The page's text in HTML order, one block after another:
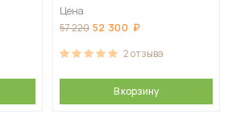
Цена
57 220 52 300
2отзыва
В корзину